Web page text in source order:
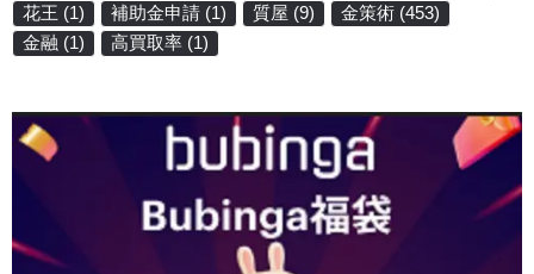
花王 (1) 補助金申請 (1) 質屋 (9) 金策術 (453)
金融 (1) 高買取率 (1)